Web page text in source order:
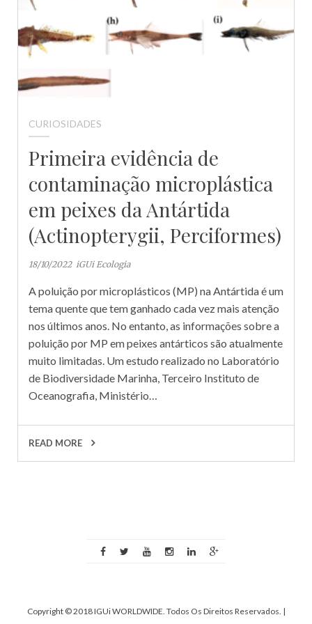
CURIOSIDADES
Primeira evidência de
contaminação microplástica
em peixes da Antártida
(Actinopterygii, Perciformes)
18/10/2022 iGUi Ecologia
A poluição por microplásticos (MP) na Antártida é um
tema quente que tem ganhado cada vez mais atenção
nos últimos anos. No entanto, as informações sobre a
poluição por MP em peixes antárticos são atualmente
muito limitadas. Um estudo realizado no Laboratório
de Biodiversidade Marinha, Terceiro Instituto de
Oceanografia, Ministério…
READ MORE
Copyright © 2018 IGUi WORLDWIDE. Todos Os Direitos Reservados. |